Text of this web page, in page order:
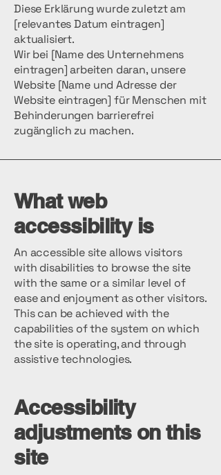
Diese Erklärung wurde zuletzt am
[relevantes Datum eintragen]
aktualisiert.
Wir bei [Name des Unternehmens
eintragen] arbeiten daran, unsere
Website [Name und Adresse der
Website eintragen] für Menschen mit
Behinderungen barrierefrei
zugänglich zu machen.
What web
accessibility is
An accessible site allows visitors
with disabilities to browse the site
with the same or a similar level of
ease and enjoyment as other visitors.
This can be achieved with the
capabilities of the system on which
the site is operating, and through
assistive technologies.
Accessibility
adjustments on this
site